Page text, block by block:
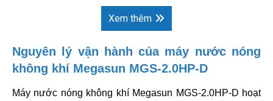
36,500,000₫.
Xem thêm
Nguyên lý vận hành của máy nước nóng
không khí Megasun MGS-2.0HP-D
Máy nước nóng không khí Megasun MGS-2.0HP-D hoạt